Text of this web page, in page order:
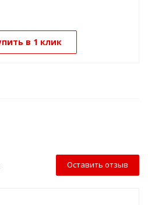
в 1 клик
Оставить отзыв